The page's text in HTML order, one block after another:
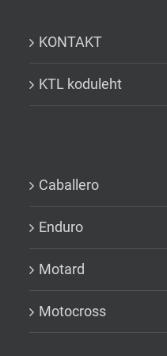
KONTAKT
KTL koduleht
Caballero
Enduro
Motard
Motocross